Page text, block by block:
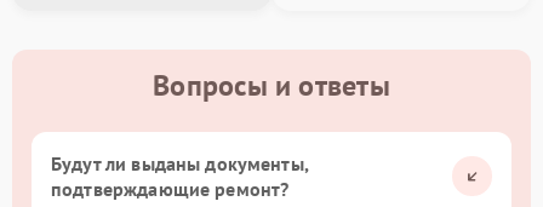
Вопросы и ответы
Будут ли выданы документы,
подтверждающие ремонт?